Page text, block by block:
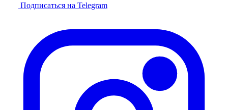
Подписаться на Telegram